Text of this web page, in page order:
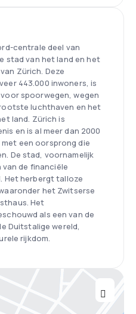
centrale deel van
stad van het land en het
Zürich. Deze
443.000 inwoners, is
spoorwegen, wegen
luchthaven en het
land. Zürich is
en is al meer dan 2000
een oorsprong die
De stad, voornamelijk
de financiële
Het herbergt talloze
het Zwitserse
Het
als een van de
Duitstalige wereld,
rijkdom.